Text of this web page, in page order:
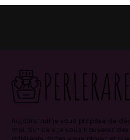
Aujourd’hui je vous propose de
moi. Sur ce site vous trouverez